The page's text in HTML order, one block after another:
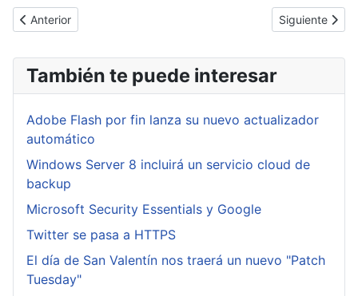
Artículo anterior: Microsoft Patch Tuesday Marzo 2013
Anterior Artículo
Siguiente
También te puede interesar
Adobe Flash por fin lanza su nuevo actualizador
automático
Windows Server 8 incluirá un servicio cloud de
backup
Microsoft Security Essentials y Google
Twitter se pasa a HTTPS
El día de San Valentín nos traerá un nuevo "Patch
Tuesday"